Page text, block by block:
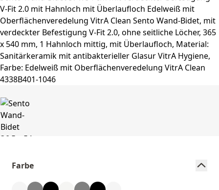
Farbe